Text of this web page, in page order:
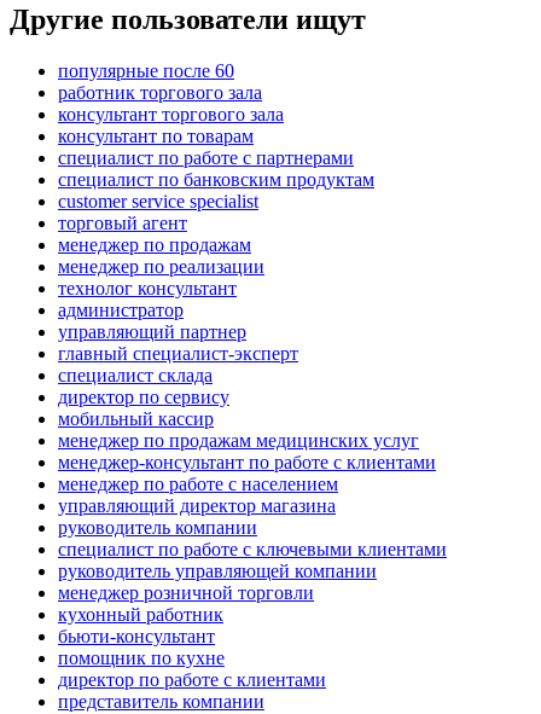
Другие пользователи ищут
популярные после 60
работник торгового зала
консультант торгового зала
консультант по товарам
специалист по работе с партнерами
специалист по банковским продуктам
customer service specialist
торговый агент
менеджер по продажам
менеджер по реализации
технолог консультант
администратор
управляющий партнер
главный специалист-эксперт
специалист склада
директор по сервису
мобильный кассир
менеджер по продажам медицинских услуг
менеджер-консультант по работе с клиентами
менеджер по работе с населением
управляющий директор магазина
руководитель компании
специалист по работе с ключевыми клиентами
руководитель управляющей компании
менеджер розничной торговли
кухонный работник
бьюти-консультант
помощник по кухне
директор по работе с клиентами
представитель компании